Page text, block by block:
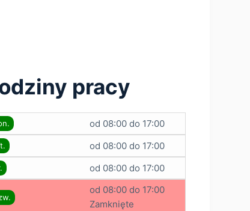
pracy
od 08:00 do 17:00
od 08:00 do 17:00
od 08:00 do 17:00
od 08:00 do 17:00
Zamknięte